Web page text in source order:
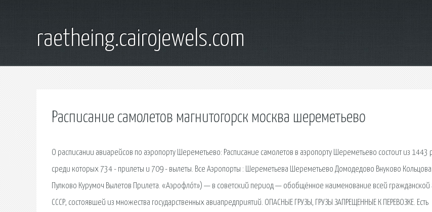
raetheing.cairojewels.com
Расписание самолетов магнитогорск москва шереметьево
О расписании авиарейсов по аэропорту Шереметьево: Расписание самолетов в аэропорту Шереметьево состоит из 1443
среди которых 734 - прилеты и 709 - вылеты. Все Аэропорты : Шереметьева Шереметьево Домодедово Внуково
Пулково Курумоч Вылетов Прилета. «Аэрофло́т») — в советский период — обобщённое наименование всей гражданской
СССР, состоявшей из множества государственных авиапредприятий. ОПАСНЫЕ ГРУЗЫ, ГРУЗЫ ЗАПРЕЩЕННЫЕ К ПЕРЕВОЗКЕ. Есть